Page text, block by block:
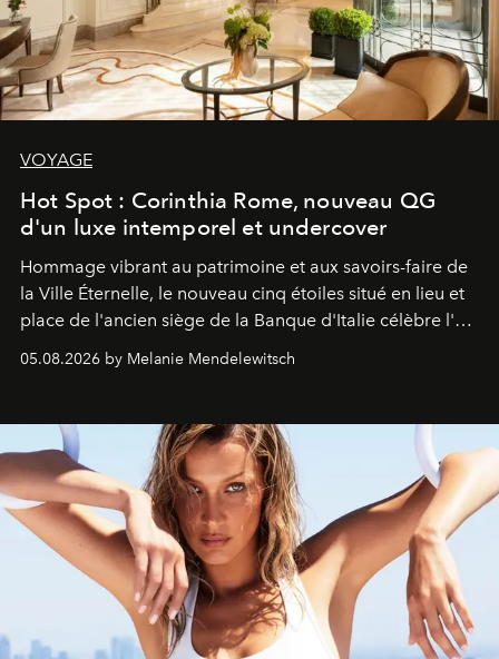
VOYAGE
Hot Spot : Corinthia Rome, nouveau QG
d'un luxe intemporel et undercover
Hommage vibrant au patrimoine et aux savoirs-faire de
la Ville Éternelle, le nouveau cinq étoiles situé en lieu et
place de l'ancien siège de la Banque d'Italie célèbre l'art
05.08.2026 by Melanie Mendelewitsch